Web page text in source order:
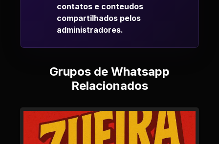
contatos e conteudos
compartilhados pelos
administradores.
Grupos de Whatsapp
Relacionados